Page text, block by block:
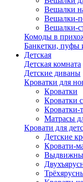
Вешалки
Вешалки-
Вешалки-
Комоды в
Банкетки, пуфы
Детская
Детская комната
Детские диваны
Кроватки для
Кроватки
Кроватки
Кроватки-
Матрасы
Кровати для
Детские
Кровати-